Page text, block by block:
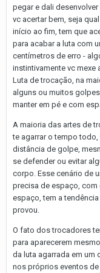
pegar e dali
vc acertar bem, seja
início ao fim, tem que
para acabar a luta com
centímetros de erro -
instintivamente vc mexe
Luta de trocação, na
alguns ou muitos
manter em pé e com
A maioria das artes de
te agarrar o tempo
distância de golpe,
se defender ou evitar
corpo. Esse cenário de
precisa de espaço, com
espaço, tem a
provou.
O fato dos trocadores
para aparecerem
da luta agarrada em um
nos próprios eventos